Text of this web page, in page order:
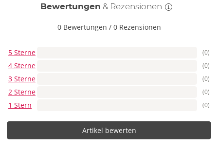
Bewertungen & Rezensionen
0 Bewertungen / 0 Rezensionen
5 Sterne (0)
4 Sterne (0)
3 Sterne (0)
2 Sterne (0)
1 Stern (0)
Artikel bewerten